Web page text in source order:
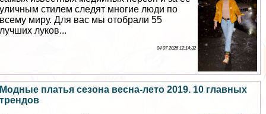
уличным стилем следят многие люди по
всему миру. Для вас мы отобрали 55
лучших луков...
04 07 2026 12:14:32
Модные платья сезона весна-лето 2019. 10 главных
трендов